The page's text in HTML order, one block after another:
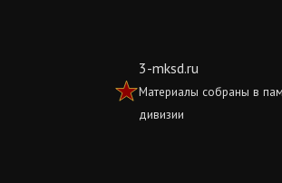
3-mksd.ru
Материалы собраны в
дивизии